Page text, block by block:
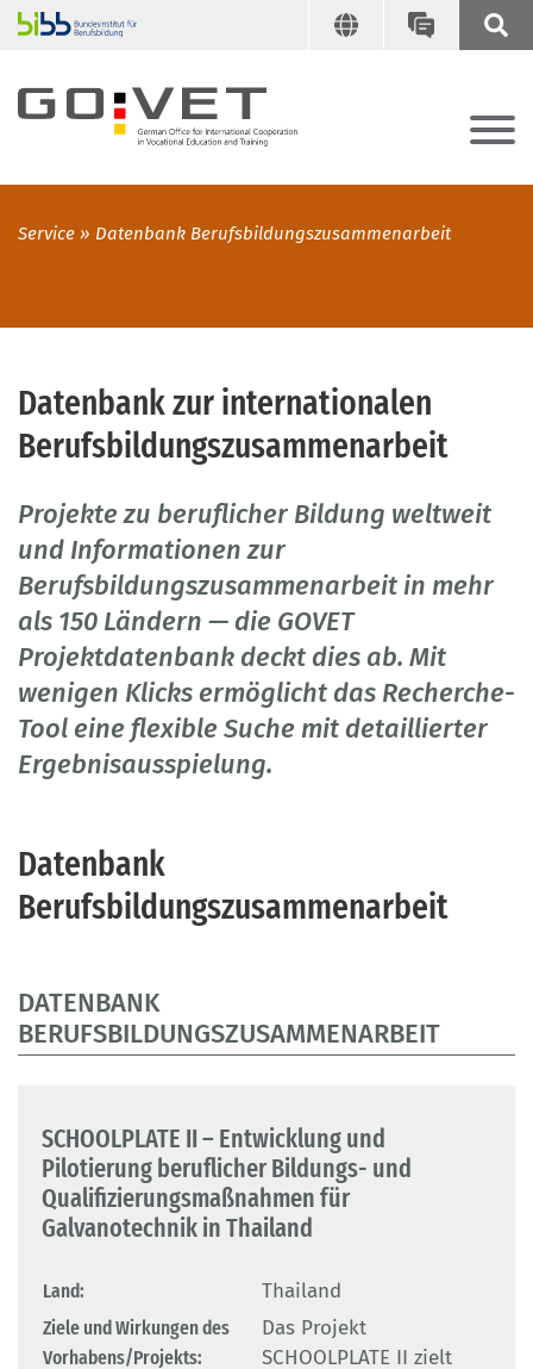
Service Datenbank Berufsbildungszusammenarbeit
Datenbank zur internationalen
Berufsbildungszusammenarbeit
Projekte zu beruflicher Bildung weltweit
und Informationen zur
Berufsbildungszusammenarbeit in mehr
als 150 Ländern — die GOVET
Projektdatenbank deckt dies ab. Mit
wenigen Klicks ermöglicht das Recherche-
Tool eine flexible Suche mit detaillierter
Ergebnisausspielung.
Datenbank
Berufsbildungszusammenarbeit
DATENBANK
BERUFSBILDUNGSZUSAMMENARBEIT
SCHOOLPLATE II – Entwicklung und
Pilotierung beruflicher Bildungs- und
Qualifizierungsmaßnahmen für
Galvanotechnik in Thailand
Land:
Thailand
Ziele und Wirkungen des
Vorhabens/Projekts:
Das Projekt
SCHOOLPLATE II zielt